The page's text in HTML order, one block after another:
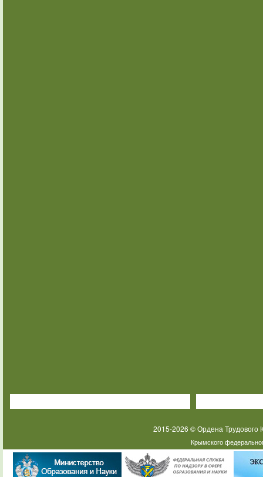
2015-2026 © Ордена
Крымского